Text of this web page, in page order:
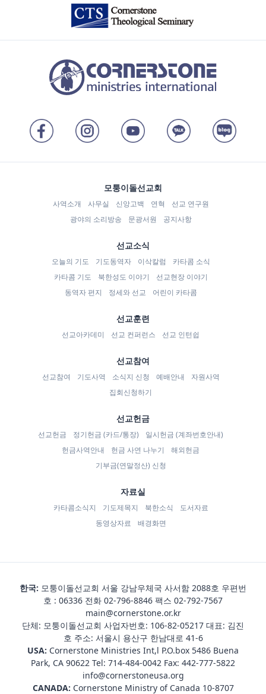
모퉁이돌선교회
사역소개 사무실 신앙고백 연혁
선교 연구원
광야의 소리방송
문광서원 공지사항
선교소식
오늘의 기도 기도동역자 이삭칼럼
카타콤 소식
카타콤 기도
북한성도 이야기
선교현장 이야기
동역자 편지
정세와 선교 어린이 카타콤
선교훈련
선교아카데미 선교 컨퍼런스 선교 인턴쉽
선교참여
선교참여 기도사역 소식지 신청 예배안내
자원사역
집회신청하기
선교헌금
선교헌금 정기헌금 (카드/통장)
일시헌금 (계좌번호안내)
헌금사역안내
헌금 사연 나누기
해외헌금
기부금(연말정산) 신청
자료실
카타콤소식지 기도제목지 북한소식
도서자료
동영상자료
배경화면
한국: 모퉁이돌선교회 서울 강남우체국 사서함 2088호 우편번
호 : 06336 전화 02-796-8846 팩스 02-792-7567
main@cornerstone.or.kr
단체: 모퉁이돌선교회 사업자번호: 106-82-05217 대표: 김진
호 주소: 서울시 용산구 한남대로 41-6
USA: Cornerstone Ministries Int,l P.O.box 5486 Buena
Park, CA 90622 Tel: 714-484-0042 Fax: 442-777-5822
info@cornerstoneusa.org
CANADA: Cornerstone Ministry of Canada 10-8707